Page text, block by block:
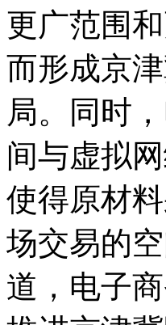
更广范围
而形成京
局。同时
间与虚拟
使得原材
场交易的
道，电子